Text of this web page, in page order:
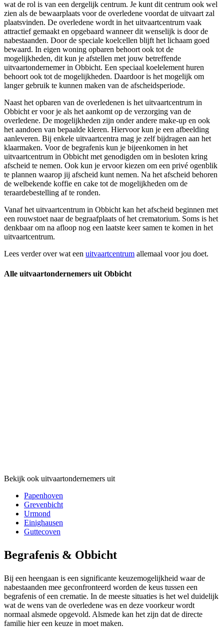
wat de rol is van een dergelijk centrum. Je kunt dit centrum ook wel
zien als de bewaarplaats voor de overledene voordat de uitvaart zal
plaatsvinden. De overledene wordt in het uitvaartcentrum vaak
attractief gemaakt en opgebaard wanneer dit wenselijk is door de
nabestaanden. Door de speciale koelcellen blijft het lichaam goed
bewaard. In eigen woning opbaren behoort ook tot de
mogelijkheden, dit kun je afstellen met jouw betreffende
uitvaartondernemer in Obbicht. Een speciaal koelelement huren
behoort ook tot de mogelijkheden. Daardoor is het mogelijk om
langer gebruik te kunnen maken van de afscheidsperiode.
Naast het opbaren van de overledenen is het uitvaartcentrum in
Obbicht er voor je als het aankomt op de verzorging van de
overledene. De mogelijkheden zijn onder andere make-up en ook
het aandoen van bepaalde kleren. Hiervoor kun je een afbeelding
aanleveren. Bij enkele uitvaartcentra mag je zelf bijdragen aan het
klaarmaken. Voor de begrafenis kun je bijeenkomen in het
uitvaartcentrum in Obbicht met genodigden om in besloten kring
afscheid te nemen. Ook kun je ervoor kiezen om een privé ogenblik
te plannen waarop jij afscheid kunt nemen. Na het afscheid behoren
de welbekende koffie en cake tot de mogelijkheden om de
teraardebestelling af te ronden.
Vanaf het uitvaartcentrum in Obbicht kan het afscheid beginnen met
een rouwstoet naar de begraafplaats of het crematorium. Soms is het
denkbaar om na afloop nog een laatste keer samen te komen in het
uitvaartcentrum.
Lees verder over wat een uitvaartcentrum allemaal voor jou doet.
Alle uitvaartondernemers uit Obbicht
Bekijk ook uitvaartondernemers uit
Papenhoven
Grevenbicht
Urmond
Einighausen
Guttecoven
Begrafenis & Obbicht
Bij een heengaan is een significante keuzemogelijkheid waar de
nabestaanden mee geconfronteerd worden de keus tussen een
begrafenis of een crematie. In de meeste situaties is het wel duidelijk
wat de wens van de overledene was en deze voorkeur wordt
normaal alsmede opgevold. Alsmede kan het zijn dat de directe
familie hier een keuze in moet maken.